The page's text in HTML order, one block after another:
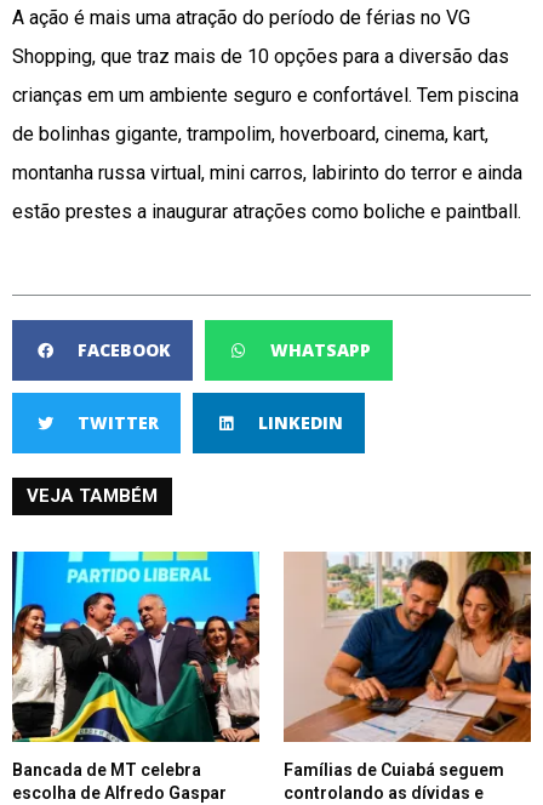
A ação é mais uma atração do período de férias no VG
Shopping, que traz mais de 10 opções para a diversão das
crianças em um ambiente seguro e confortável. Tem piscina
de bolinhas gigante, trampolim, hoverboard, cinema, kart,
montanha russa virtual, mini carros, labirinto do terror e ainda
estão prestes a inaugurar atrações como boliche e paintball.
FACEBOOK WHATSAPP
TWITTER LINKEDIN
VEJA TAMBÉM
Bancada de MT celebra
escolha de Alfredo Gaspar
Famílias de Cuiabá seguem
controlando as dívidas e